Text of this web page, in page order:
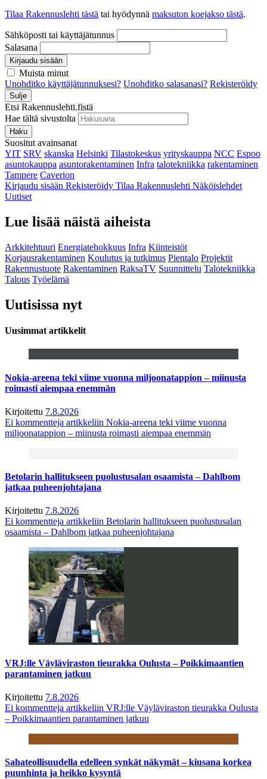
Tilaa Rakennuslehti tästä tai hyödynnä maksuton koejakso tästä.
Sähköposti tai käyttäjätunnus
Salasana
Kirjaudu sisään
Muista minut
Unohditko käyttäjätunnuksesi? Unohditko salasanasi? Rekisteröidy
Sulje
Etsi Rakennuslehti.fistä
Hae tältä sivustolta
Haku
Suositut avainsanat
YIT SRV skanska Helsinki Tilastokeskus yrityskauppa NCC Espoo
asuntokauppa asuntorakentaminen Infra talotekniikka rakentaminen
Tampere Caverion
Kirjaudu sisään Rekisteröidy Tilaa Rakennuslehti Näköislehdet
Uutiset
Lue lisää näistä aiheista
Arkkitehtuuri Energiatehokkuus Infra Kiinteistöt
Korjausrakentaminen Koulutus ja tutkimus Pientalo Projektit
Rakennustuote Rakentaminen RaksaTV Suunnittelu Talotekniikka
Talous Työelämä
Uutisissa nyt
Uusimmat artikkelit
Nokia-areena teki viime vuonna miljoonatappion – miinusta
roimasti aiempaa enemmän
Kirjoitettu 7.8.2026
Ei kommentteja artikkeliin Nokia-areena teki viime vuonna
miljoonatappion – miinusta roimasti aiempaa enemmän
Betolarin hallitukseen puolustusalan osaamista – Dahlbom
jatkaa puheenjohtajana
Kirjoitettu 7.8.2026
Ei kommentteja artikkeliin Betolarin hallitukseen puolustusalan
osaamista – Dahlbom jatkaa puheenjohtajana
VRJ:lle Väyläviraston tieurakka Oulusta – Poikkimaantien
parantaminen jatkuu
Kirjoitettu 7.8.2026
Ei kommentteja artikkeliin VRJ:lle Väyläviraston tieurakka Oulusta
– Poikkimaantien parantaminen jatkuu
Sahateollisuudella edelleen synkät näkymät – kiusana korkea
puunhinta ja heikko kysyntä